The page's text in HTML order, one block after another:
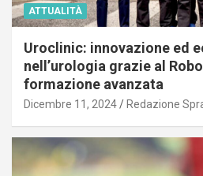
ATTUALITÀ
Uroclinic: innovazione ed
nell’urologia grazie al
formazione avanzata
Dicembre 11, 2024 Redazione